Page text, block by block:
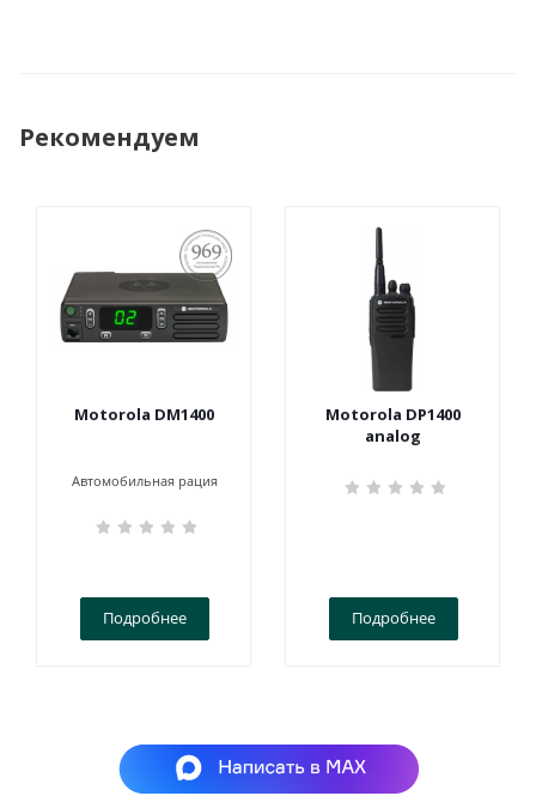
Рекомендуем
ПОСТАНОВЛЕНИЕ
969
Motorola DM1400
Автомобильная рация
Подробнее
Motorola DP1400
analog
Подробнее